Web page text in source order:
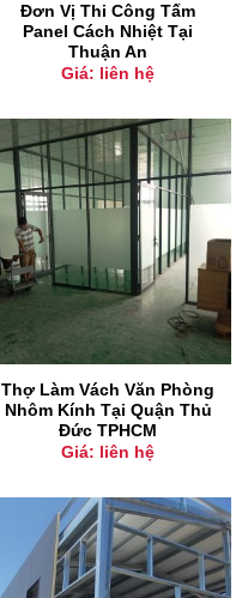
Đơn Vị Thi Công Tấm
Panel Cách Nhiệt Tại
Thuận An
Giá: liên hệ
Thợ Làm Vách Văn Phòng
Nhôm Kính Tại Quận Thủ
Đức TPHCM
Giá: liên hệ